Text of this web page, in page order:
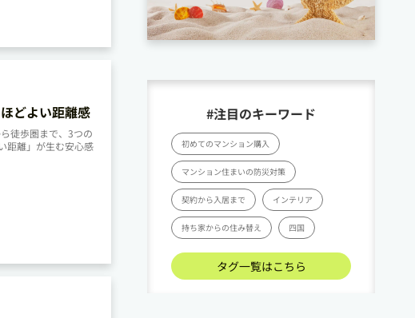
どよい距離感
徒歩圏まで、3つの
距離」が生む安心感
#注目のキーワード
初めてのマンション購入
マンション住まいの防災対策
契約から入居まで インテリア
持ち家からの住み替え 四国
タグ一覧はこちら